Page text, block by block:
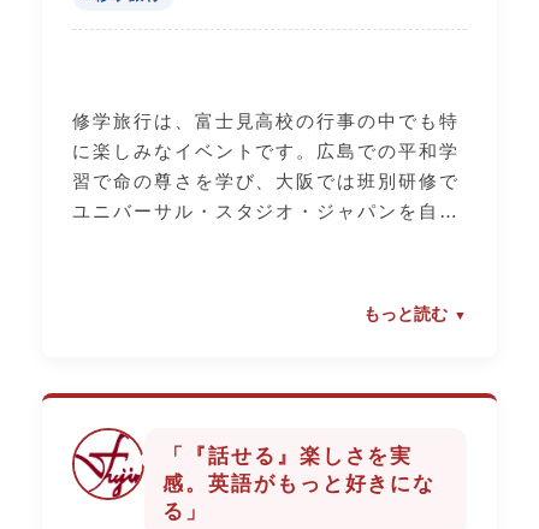
修学旅行は、富士見高校の行事の中でも特
に楽しみなイベントです。広島での平和学
習で命の尊さを学び、大阪では班別研修で
ユニバーサル・スタジオ・ジャパンを自分
ことができたり、夜まで語り合ったり…。
もっと読む
「『話せる』楽しさを実
感。英語がもっと好きにな
る」